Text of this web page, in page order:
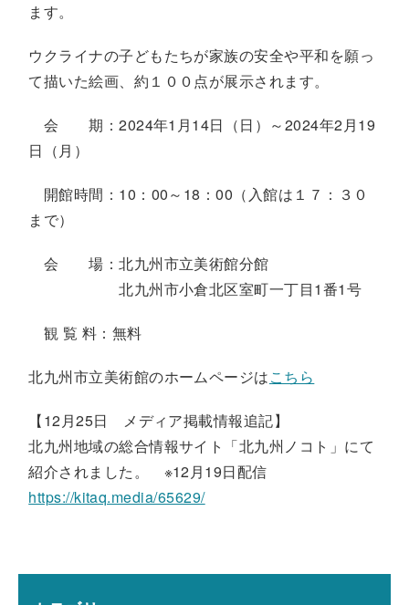
ます。
ウクライナの子どもたちが家族の安全や平和を願っ
て描いた絵画、約１００点が展示されます。
会 期：2024年1月14日（日）～2024年2月19
日（月）
開館時間：10：00～18：00（入館は１７：３０
まで）
会 場：北九州市立美術館分館
北九州市小倉北区室町一丁目1番1号
観 覧 料：無料
北九州市立美術館のホームページはこちら
【12月25日 メディア掲載情報追記】
北九州地域の総合情報サイト「北九州ノコト」にて
紹介されました。 ※12月19日配信
https://kitaq.media/65629/